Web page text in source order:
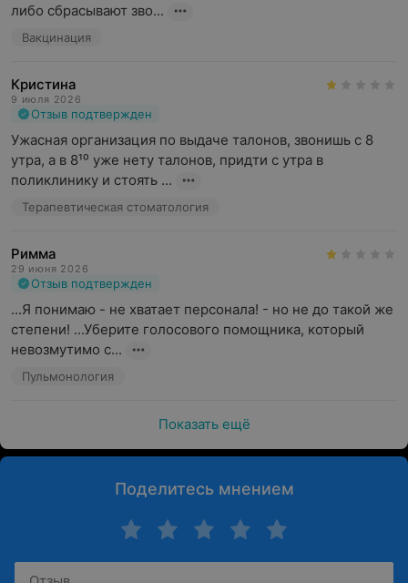
либо сбрасывают зво...
Вакцинация
Кристина
9 июля 2026
Отзыв подтвержден
Ужасная организация по выдаче талонов, звонишь с 8
утра, а в 8¹⁰ уже нету талонов, придти с утра в
поликлинику и стоять ...
Терапевтическая стоматология
Римма
29 июня 2026
Отзыв подтвержден
...Я понимаю - не хватает персонала! - но не до такой же
степени! ...Уберите голосового помощника, который
невозмутимо с...
Пульмонология
Показать ещё
Поделитесь мнением